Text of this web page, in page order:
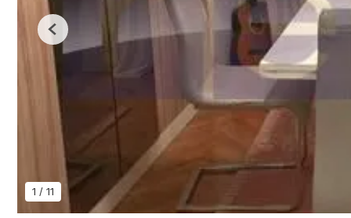
1 / 11
Previous